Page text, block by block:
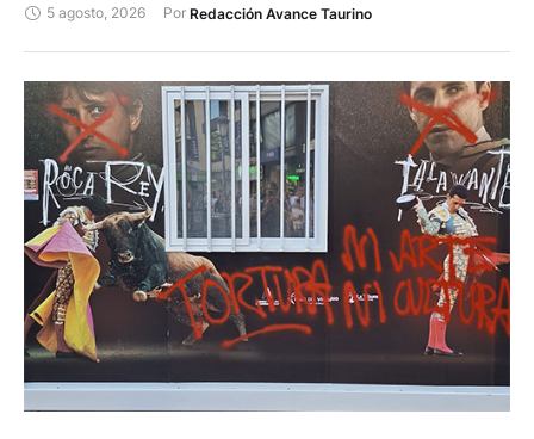
5 agosto, 2026 Por Redacción Avance Taurino